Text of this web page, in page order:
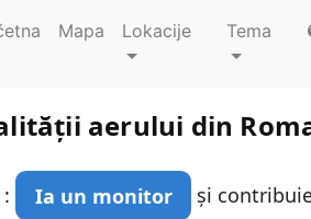
Mapa Lokacije Tema
aerului din
Ia un monitor
și